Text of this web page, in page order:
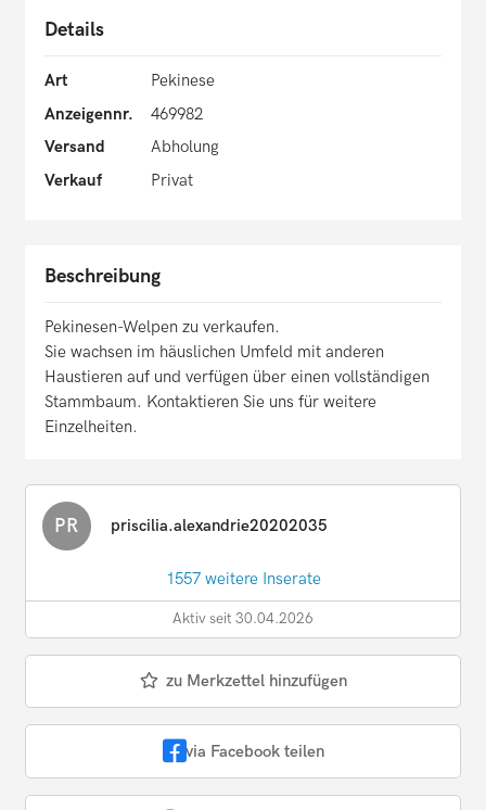
Details
Art
Pekinese
Anzeigennr.
469982
Versand
Abholung
Verkauf
Privat
Beschreibung
Pekinesen-Welpen zu verkaufen.
Sie wachsen im häuslichen Umfeld mit anderen
Haustieren auf und verfügen über einen vollständigen
Stammbaum. Kontaktieren Sie uns für weitere
Einzelheiten.
PR priscilia.alexandrie20202035
1557 weitere Inserate
Aktiv seit 30.04.2026
zu Merkzettel hinzufügen
via Facebook teilen